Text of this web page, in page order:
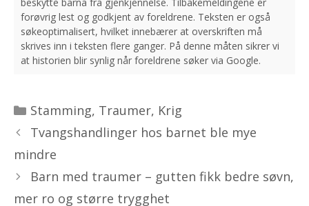
Kategorier
Stamming, Traumer, Krig
Tvangshandlinger hos barnet ble mye
mindre
Barn med traumer – gutten fikk bedre søvn,
mer ro og større trygghet